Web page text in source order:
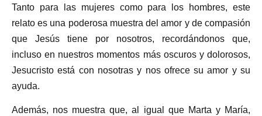
Tanto para las mujeres como para los hombres, este
relato es una poderosa muestra del amor y de compasión
que Jesús tiene por nosotros, recordándonos que,
incluso en nuestros momentos más oscuros y dolorosos,
Jesucristo está con nosotras y nos ofrece su amor y su
ayuda.
Además, nos muestra que, al igual que Marta y María,